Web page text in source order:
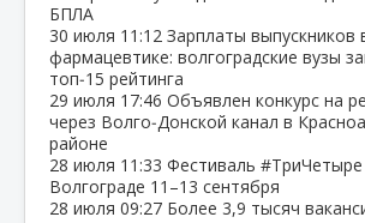
БПЛА
30 июля 11:12 Зарплаты выпускников
фармацевтике: волгоградские вузы
топ‑15 рейтинга
29 июля 17:46 Объявлен конкурс на
через Волго‑Донской канал в
районе
28 июля 11:33 Фестиваль
Волгограде 11–13 сентября
28 июля 09:27 Более 3,9 тысяч